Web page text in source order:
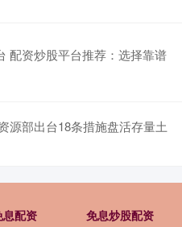
配资炒股平台推荐：选择靠谱
源部出台18条措施盘活存量土
息配资 免息炒股配资